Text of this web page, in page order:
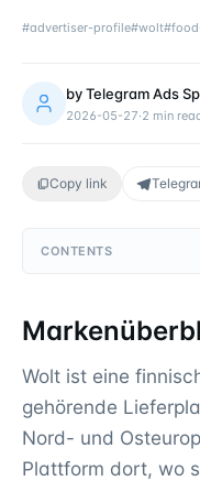
#advertiser-profile#wolt#
byTelegram Ads
2026-05-27·2 min
Copy link
CONTENTS
Wolt ist eine
gehörende
Nord- und
Plattform dort, wo